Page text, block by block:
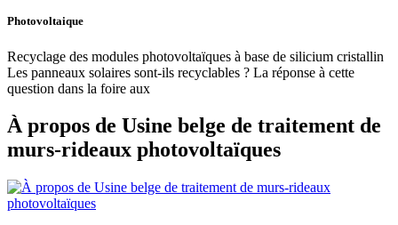
Photovoltaique
Recyclage des modules photovoltaïques à base de silicium cristallin
Les panneaux solaires sont-ils recyclables ? La réponse à cette
question dans la foire aux
À propos de Usine belge de traitement de
murs-rideaux photovoltaïques